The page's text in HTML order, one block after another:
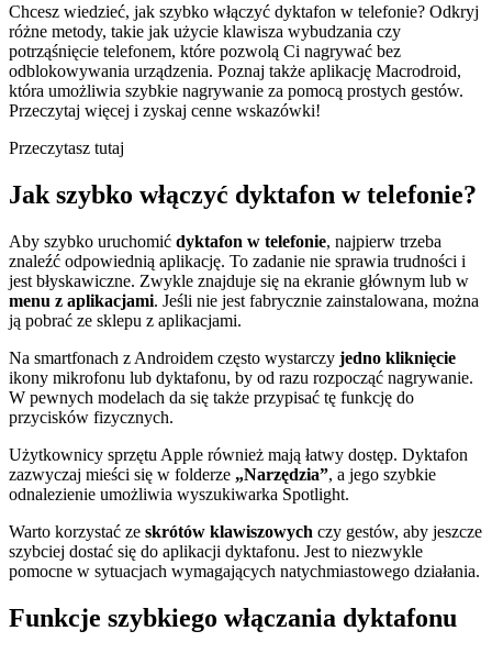
Chcesz wiedzieć, jak szybko włączyć dyktafon w telefonie? Odkryj
różne metody, takie jak użycie klawisza wybudzania czy
potrząśnięcie telefonem, które pozwolą Ci nagrywać bez
odblokowywania urządzenia. Poznaj także aplikację Macrodroid,
która umożliwia szybkie nagrywanie za pomocą prostych gestów.
Przeczytaj więcej i zyskaj cenne wskazówki!
Przeczytasz tutaj
Jak szybko włączyć dyktafon w telefonie?
Aby szybko uruchomić dyktafon w telefonie, najpierw trzeba
znaleźć odpowiednią aplikację. To zadanie nie sprawia trudności i
jest błyskawiczne. Zwykle znajduje się na ekranie głównym lub w
menu z aplikacjami. Jeśli nie jest fabrycznie zainstalowana, można
ją pobrać ze sklepu z aplikacjami.
Na smartfonach z Androidem często wystarczy jedno kliknięcie
ikony mikrofonu lub dyktafonu, by od razu rozpocząć nagrywanie.
W pewnych modelach da się także przypisać tę funkcję do
przycisków fizycznych.
Użytkownicy sprzętu Apple również mają łatwy dostęp. Dyktafon
zazwyczaj mieści się w folderze „Narzędzia”, a jego szybkie
odnalezienie umożliwia wyszukiwarka Spotlight.
Warto korzystać ze skrótów klawiszowych czy gestów, aby jeszcze
szybciej dostać się do aplikacji dyktafonu. Jest to niezwykle
pomocne w sytuacjach wymagających natychmiastowego działania.
Funkcje szybkiego włączania dyktafonu